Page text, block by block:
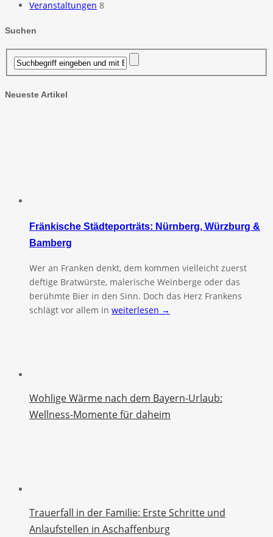
Veranstaltungen 8
Suchen
Neueste Artikel
Fränkische Städteporträts: Nürnberg, Würzburg &
Bamberg
Wer an Franken denkt, dem kommen vielleicht zuerst
deftige Bratwürste, malerische Weinberge oder das
berühmte Bier in den Sinn. Doch das Herz Frankens
schlägt vor allem in weiterlesen →
Wohlige Wärme nach dem Bayern-Urlaub:
Wellness-Momente für daheim
Trauerfall in der Familie: Erste Schritte und
Anlaufstellen in Aschaffenburg